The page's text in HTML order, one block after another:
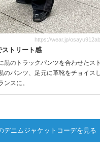
https://wear.jp/
ストリート感
黒のトラックパンツを合わせたス
のパンツ、足元に革靴をチョイス
ンスに。
デニムジャケットコーデを見る